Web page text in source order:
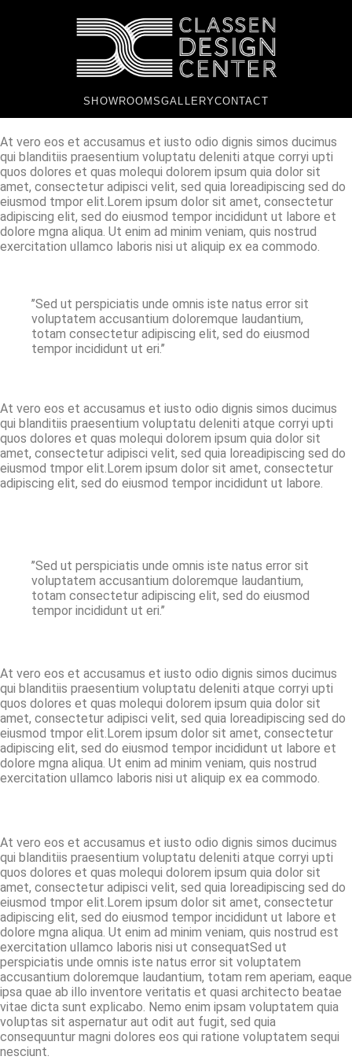
SHOWROOMSGALLERYCONTACT
At vero eos et accusamus et iusto odio dignis simos ducimus
qui blanditiis praesentium voluptatu deleniti atque corryi upti
quos dolores et quas molequi dolorem ipsum quia dolor sit
amet, consectetur adipisci velit, sed quia loreadipiscing sed do
eiusmod tmpor elit.Lorem ipsum dolor sit amet, consectetur
adipiscing elit, sed do eiusmod tempor incididunt ut labore et
dolore mgna aliqua. Ut enim ad minim veniam, quis nostrud
exercitation ullamco laboris nisi ut aliquip ex ea commodo.
’’Sed ut perspiciatis unde omnis iste natus error sit
voluptatem accusantium doloremque laudantium,
totam consectetur adipiscing elit, sed do eiusmod
tempor incididunt ut eri.’’
At vero eos et accusamus et iusto odio dignis simos ducimus
qui blanditiis praesentium voluptatu deleniti atque corryi upti
quos dolores et quas molequi dolorem ipsum quia dolor sit
amet, consectetur adipisci velit, sed quia loreadipiscing sed do
eiusmod tmpor elit.Lorem ipsum dolor sit amet, consectetur
adipiscing elit, sed do eiusmod tempor incididunt ut labore.
’’Sed ut perspiciatis unde omnis iste natus error sit
voluptatem accusantium doloremque laudantium,
totam consectetur adipiscing elit, sed do eiusmod
tempor incididunt ut eri.’’
At vero eos et accusamus et iusto odio dignis simos ducimus
qui blanditiis praesentium voluptatu deleniti atque corryi upti
quos dolores et quas molequi dolorem ipsum quia dolor sit
amet, consectetur adipisci velit, sed quia loreadipiscing sed do
eiusmod tmpor elit.Lorem ipsum dolor sit amet, consectetur
adipiscing elit, sed do eiusmod tempor incididunt ut labore et
dolore mgna aliqua. Ut enim ad minim veniam, quis nostrud
exercitation ullamco laboris nisi ut aliquip ex ea commodo.
At vero eos et accusamus et iusto odio dignis simos ducimus
qui blanditiis praesentium voluptatu deleniti atque corryi upti
quos dolores et quas molequi dolorem ipsum quia dolor sit
amet, consectetur adipisci velit, sed quia loreadipiscing sed do
eiusmod tmpor elit.Lorem ipsum dolor sit amet, consectetur
adipiscing elit, sed do eiusmod tempor incididunt ut labore et
dolore mgna aliqua. Ut enim ad minim veniam, quis nostrud est
exercitation ullamco laboris nisi ut consequatSed ut
perspiciatis unde omnis iste natus error sit voluptatem
accusantium doloremque laudantium, totam rem aperiam, eaque
ipsa quae ab illo inventore veritatis et quasi architecto beatae
vitae dicta sunt explicabo. Nemo enim ipsam voluptatem quia
voluptas sit aspernatur aut odit aut fugit, sed quia
consequuntur magni dolores eos qui ratione voluptatem sequi
nesciunt.